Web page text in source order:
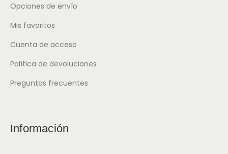
Opciones de envío
Mis favoritos
Cuenta de acceso
Política de devoluciones
Preguntas frecuentes
Información